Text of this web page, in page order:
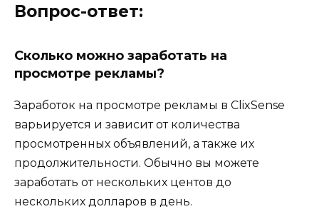
Вопрос-ответ:
Сколько можно заработать на
просмотре рекламы?
Заработок на просмотре рекламы в ClixSense
варьируется и зависит от количества
просмотренных объявлений, а также их
продолжительности. Обычно вы можете
заработать от нескольких центов до
нескольких долларов в день.